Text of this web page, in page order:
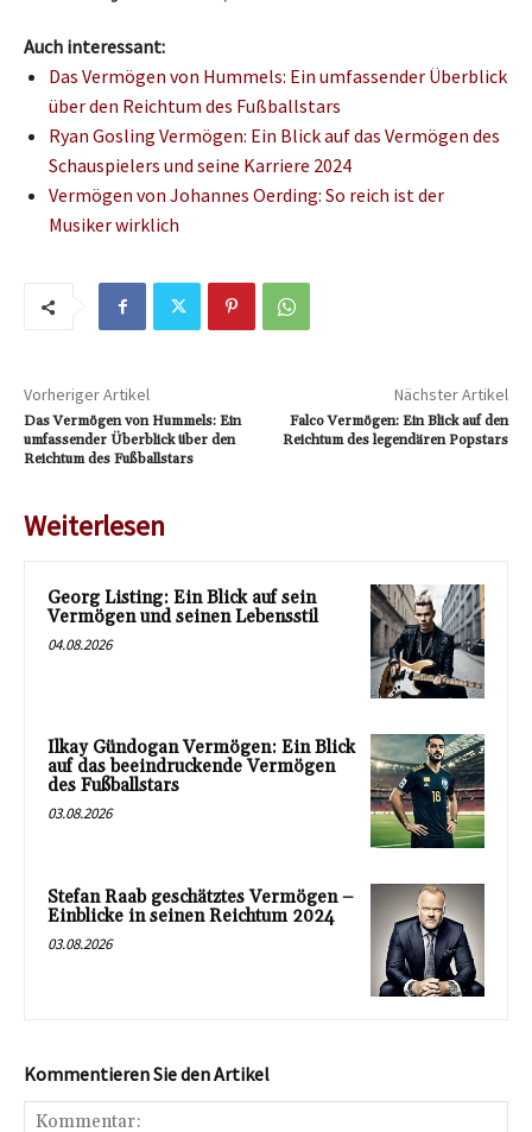
Auch interessant:
Das Vermögen von Hummels: Ein umfassender Überblick
über den Reichtum des Fußballstars
Ryan Gosling Vermögen: Ein Blick auf das Vermögen des
Schauspielers und seine Karriere 2024
Vermögen von Johannes Oerding: So reich ist der
Musiker wirklich
Vorheriger Artikel
Das Vermögen von Hummels: Ein
umfassender Überblick über den
Reichtum des Fußballstars
Nächster Artikel
Falco Vermögen: Ein Blick auf den
Reichtum des legendären Popstars
Weiterlesen
Georg Listing: Ein Blick auf sein
Vermögen und seinen Lebensstil
04.08.2026
Ilkay Gündogan Vermögen: Ein Blick
auf das beeindruckende Vermögen
des Fußballstars
03.08.2026
Stefan Raab geschätztes Vermögen –
Einblicke in seinen Reichtum 2024
03.08.2026
Kommentieren Sie den Artikel